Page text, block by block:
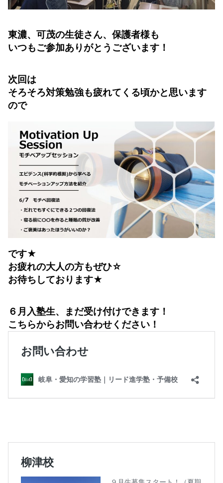
東濃、可茂の生徒さん、保護者様も
いつもご参加ありがとうございます！
次回は
そろそろ対策勉強も疲れてくる頃かと思います
ので
です★
お疲れの大人の方もぜひ☆
お待ちしております★
６月入塾生、まだ受け付けできます！
こちらからお問い合わせください！